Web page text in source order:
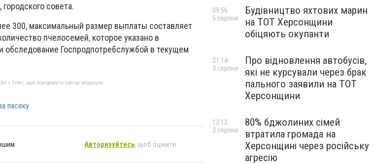
совета.
300, максимальный размер выплаты составляет
пчелосемей, которое указано в
обследование Госпродпотребслужбой в текущем
+ Enter, щоб повідомити про це редакцію
пасеку
Авторизуйтесь, щоб оцінити
Будівництво яхтових марин
на ТОТ Херсонщини
обіцяють окупанти
09:56
5 серпня
Про відновлення автобусів,
які не курсували через брак
пального заявили на ТОТ
Херсонщини
21:14
3 серпня
80% бджолиних сімей
втратила громада на
Херсонщині через російську
агресію
13:13
3 серпня